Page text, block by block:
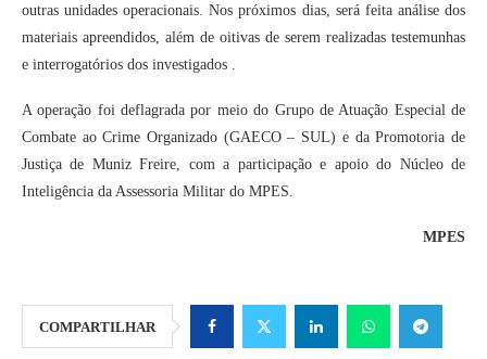
outras unidades operacionais. Nos próximos dias, será feita análise dos
materiais apreendidos, além de oitivas de serem realizadas testemunhas
e interrogatórios dos investigados .
A operação foi deflagrada por meio do Grupo de Atuação Especial de
Combate ao Crime Organizado (GAECO – SUL) e da Promotoria de
Justiça de Muniz Freire, com a participação e apoio do Núcleo de
Inteligência da Assessoria Militar do MPES.
MPES
COMPARTILHAR